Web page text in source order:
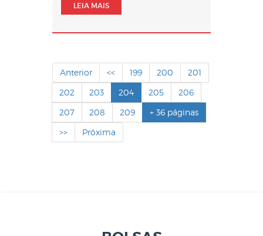
LEIA MAIS
Anterior << 199 200
201
202
203 204 205
206
207
208 209
+ 36 páginas
>>
Próxima